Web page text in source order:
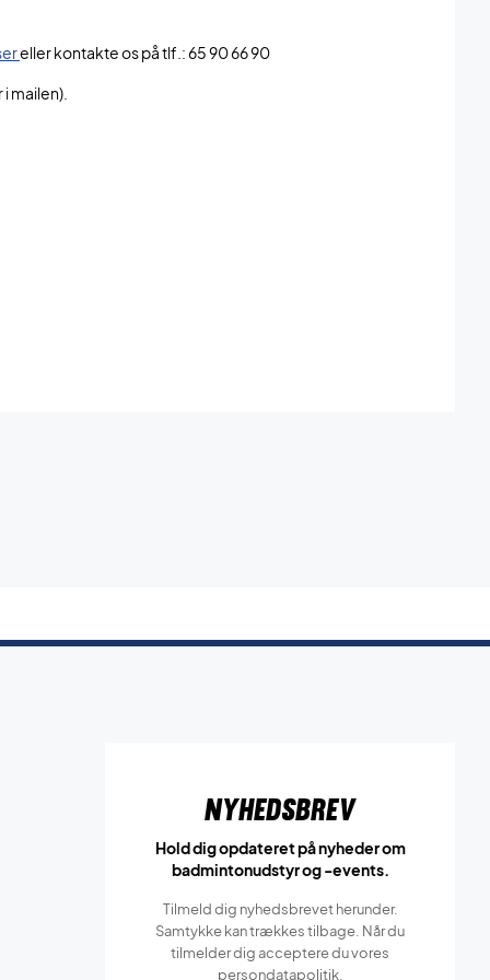
eller kontakte os på tlf.: 65 90 66 90
mailen).
Nyhedsbrev
Hold dig opdateret på nyheder om
badmintonudstyr og -events.
Tilmeld dig nyhedsbrevet herunder.
Samtykke kan trækkes tilbage. Når du
tilmelder dig acceptere du vores
persondatapolitik.